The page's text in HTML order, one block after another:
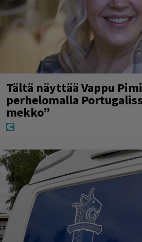
Tältä näyttää Vappu
perhelomalla
mekko”